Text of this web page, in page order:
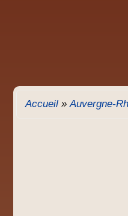
Accueil »Auvergne-